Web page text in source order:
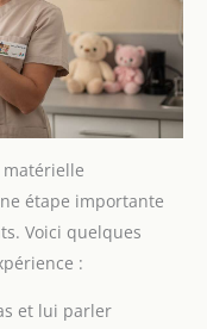
étape importante
Voici quelques
:
et lui parler